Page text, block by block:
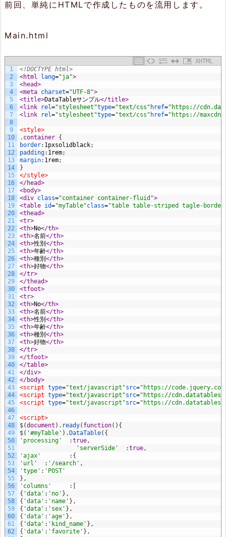
前回、単純にHTMLで作成したものを流用します。
Main.html
XHTML
1
2
3
4
5
6
7
8
9
10
11
12
13
14
15
16
17
18
19
20
21
22
23
24
25
26
27
28
29
30
31
32
33
34
35
36
37
38
39
40
41
42
43
44
45
46
47
48
49
50
51
52
53
54
55
56
57
58
59
60
61
62
<!DOCTYPE html>
<html lang="ja">
<head>
<meta charset="UTF-8">
<title>DataTableサンプル</title>
<link
rel="stylesheet"type="text/css" href="https://
<link
rel="stylesheet"type="text/css" href="https://
<style>
.container {
border: 1pxsolid black;
padding: 1rem;
margin: 1rem;
}
</style>
</head>
<body>
<div class="container container-fluid">
<table id="myTable"class="table table-striped tagle-
<thead>
<tr>
<th>No</th>
<th>名前</th>
<th>性別</th>
<th>年齢</th>
<th>種別</th>
<th>好物</th>
</tr>
</thead>
<tfoot>
<tr>
<th>No</th>
<th>名前</th>
<th>性別</th>
<th>年齢</th>
<th>種別</th>
<th>好物</th>
</tr>
</tfoot>
</table>
</div>
</body>
<script type="text/javascript"src="https://
<script type="text/javascript"src="https://
<script type="text/javascript"src="https://
<script>
$(document ) . ready( function( ) {
$( '#myTable' ) .DataTable( {
'processing'
:true,
'serverSide'
:true,
'ajax'
: {
'url'
: '/search' ,
'type' : 'POST'
} ,
'columns'
: [
{ 'data' : 'no' } ,
{ 'data' : 'name' } ,
{ 'data' : 'sex' } ,
{ 'data' : 'age' } ,
{ 'data' : 'kind_name' } ,
{ 'data' : 'favorite' } ,